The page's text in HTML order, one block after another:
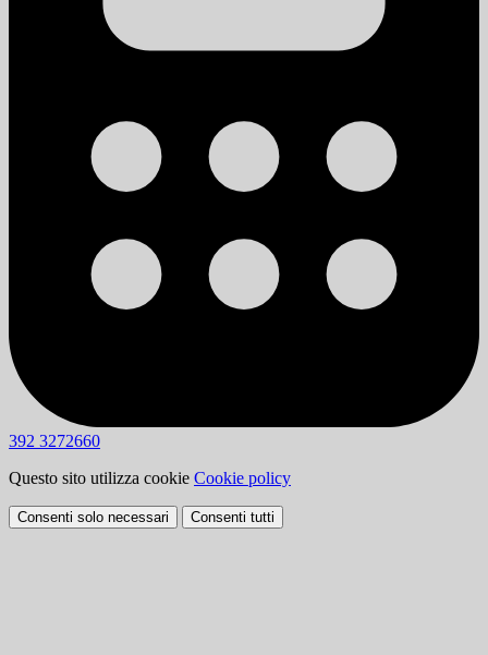
392 3272660
Questo sito utilizza cookie Cookie policy
Consenti solo necessari Consenti tutti